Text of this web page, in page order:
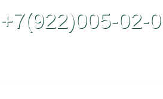
+7(922)005-02-